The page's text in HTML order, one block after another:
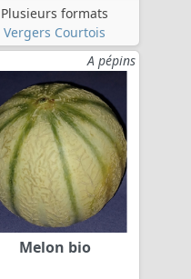
Plusieurs formats
Vergers Courtois
A pépins
Melon bio